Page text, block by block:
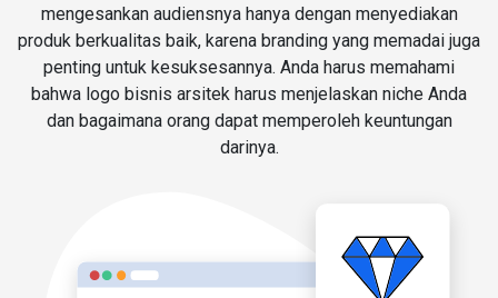
mengesankan audiensnya hanya dengan menyediakan
produk berkualitas baik, karena branding yang memadai juga
penting untuk kesuksesannya. Anda harus memahami
bahwa logo bisnis arsitek harus menjelaskan niche Anda
dan bagaimana orang dapat memperoleh keuntungan
darinya.